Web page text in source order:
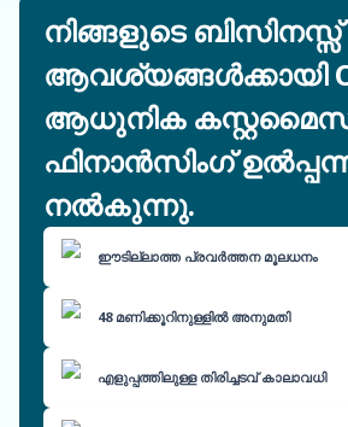
നിങ്ങളുടെ ബിസിനസ്സ്
ആവശ്യങ്ങൾക്കായി
ആധുനിക
ഫിനാൻസിംഗ്
നൽകുന്നു.
ഈടില്ലാത്ത പ്രവർത്തന മൂലധനം
48 മണിക്കൂറിനുള്ളിൽ അനുമതി
എളുപ്പത്തിലുള്ള തിരിച്ചടവ് കാലാവധി